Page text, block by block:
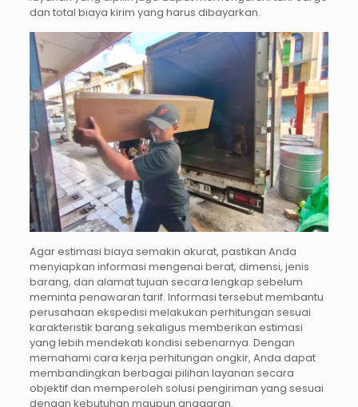
dan total biaya kirim yang harus dibayarkan.
Agar estimasi biaya semakin akurat, pastikan Anda
menyiapkan informasi mengenai berat, dimensi, jenis
barang, dan alamat tujuan secara lengkap sebelum
meminta penawaran tarif. Informasi tersebut membantu
perusahaan ekspedisi melakukan perhitungan sesuai
karakteristik barang sekaligus memberikan estimasi
yang lebih mendekati kondisi sebenarnya. Dengan
memahami cara kerja perhitungan ongkir, Anda dapat
membandingkan berbagai pilihan layanan secara
objektif dan memperoleh solusi pengiriman yang sesuai
dengan kebutuhan maupun anggaran.